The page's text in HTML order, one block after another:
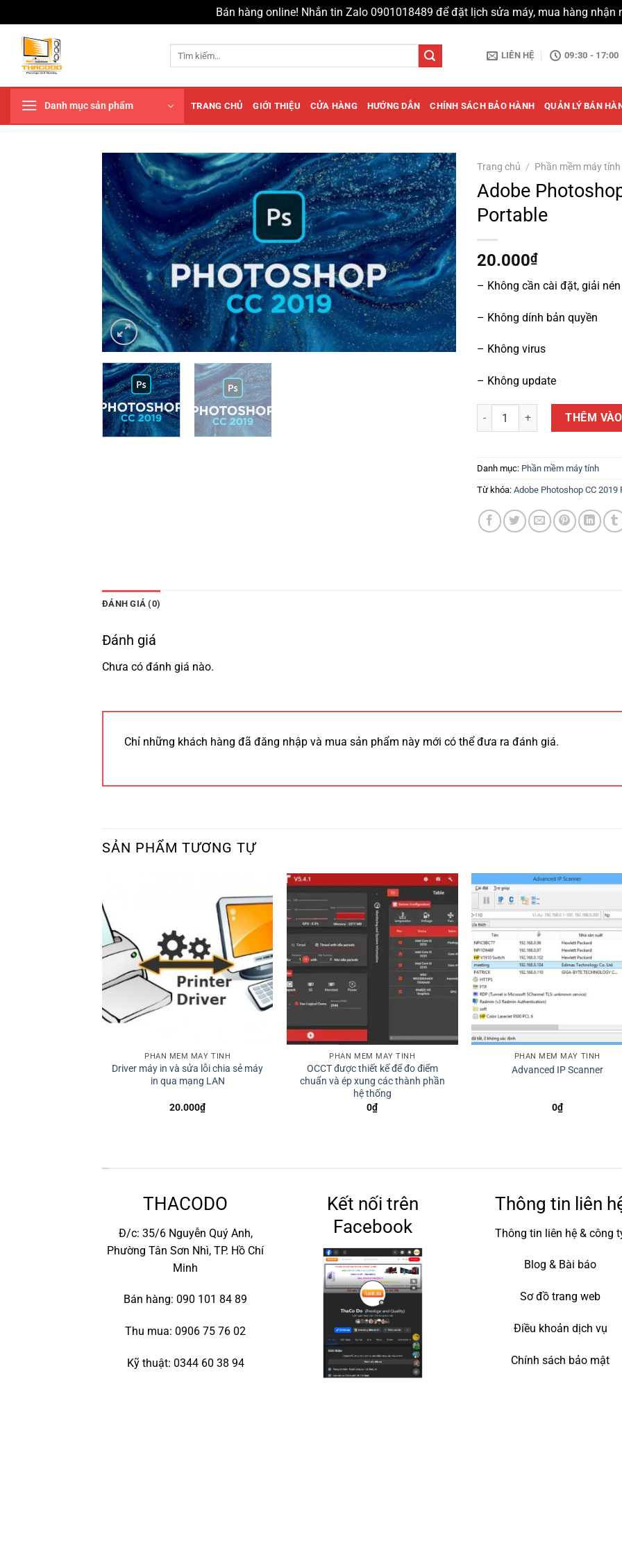
Bán hàng online! Nhắn tin Zalo 0901018489 để đặt lịch sửa máy, mua hàng
dung
Tìm
LIÊN HỆ 09:30 - 17:00
Danh mục sản phẩm TRANG CHỦ GIỚI THIỆU CỬA HÀNG HƯỚNG DẪN CHÍNH SÁCH BẢO HÀNH QUẢN LÝ BÁN
Trang chủ / Phần mềm máy tính
Adobe
Portable
20.000₫
– Không cần cài đặt, giải
– Không dính bản quyền
– Không virus
– Không update
Adobe Photoshop CC 2019
THÊM
Danh mục: Phần mềm máy tính
Từ khóa: Adobe Photoshop CC 2019
ĐÁNH GIÁ (0)
Đánh giá
Chưa có đánh giá nào.
Chỉ những khách hàng đã đăng nhập và mua sản phẩm này mới có thể đưa ra đánh giá.
SẢN PHẨM TƯƠNG TỰ
PHẦN MỀM MÁY TÍNH
Driver máy in và sửa lỗi chia sẻ máy
in qua mạng LAN
20.000₫
PHẦN MỀM MÁY TÍNH
OCCT được thiết kế để đo điểm
chuẩn và ép xung các thành phần
hệ thống
0₫
PHẦN MỀM MÁY TÍNH
Advanced IP Scanner
0₫
THACODO
Đ/c: 35/6 Nguyễn Quý Anh,
Phường Tân Sơn Nhì, TP. Hồ Chí
Minh
Bán hàng: 090 101 84 89
Thu mua: 0906 75 76 02
Kỹ thuật: 0344 60 38 94
Kết nối trên
Facebook
Thông tin liên
Thông tin liên hệ & công
Blog & Bài báo
Sơ đồ trang web
Điều khoản dịch vụ
Chính sách bảo mật